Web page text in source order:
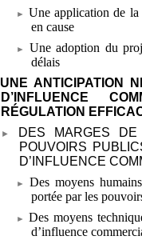
Une application de
en cause
Une adoption du
délais
UNE ANTICIPATION
D’INFLUENCE
RÉGULATION
DES MARGES
POUVOIRS
D’INFLUENCE
Des moyens
portée par les
Des moyens
d’influence